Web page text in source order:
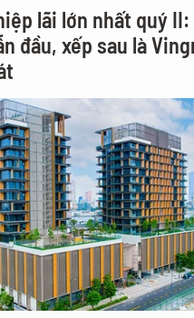
lãi lớn nhất quý II:
đầu, xếp sau là